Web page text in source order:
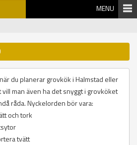
MENU
du planerar grovkök i Halmstad eller
man även ha det snyggt i grovköket
råda. Nyckelorden bör vara:
och tork
tvätt